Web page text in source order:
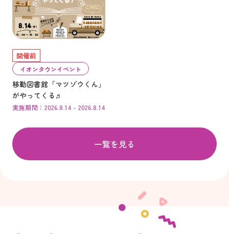
開催前
イオンタウンイベント
移動図書館「マツゾウくん」
がやってくる♬
実施期間：2026.8.14 - 2026.8.14
一覧を見る